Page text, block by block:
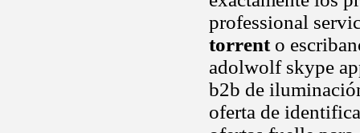
professional
torrento
adolwolf skype
b2b de
oferta de